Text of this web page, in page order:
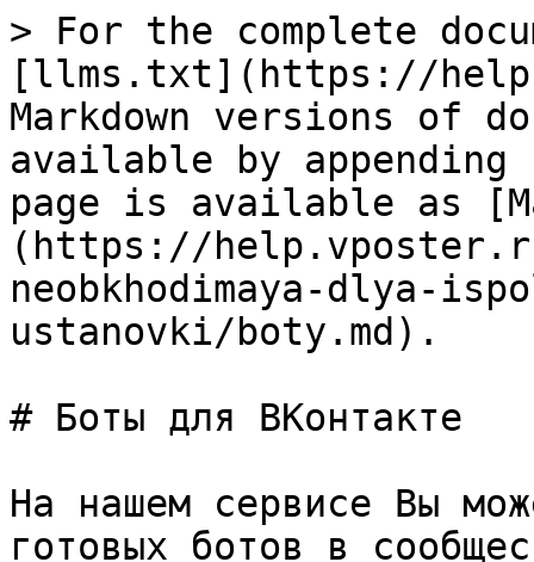
> For the complete
[llms.txt](https://
Markdown versions of
available by
page is available as
(https://
neobkhodimaya-dlya-
ustanovki/boty.md).
# Боты для ВКонтакте
На нашем сервисе Вы
готовых ботов в